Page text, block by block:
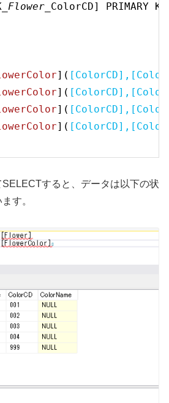
_Flower_ ColorCD] PRIMARY
](
](
](
](
SELECTすると、データは以下の状
す。